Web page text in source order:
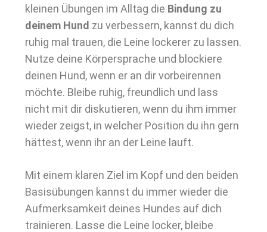
kleinen Übungen im Alltag die Bindung zu
deinem Hund zu verbessern, kannst du dich
ruhig mal trauen, die Leine lockerer zu lassen.
Nutze deine Körpersprache und blockiere
deinen Hund, wenn er an dir vorbeirennen
möchte. Bleibe ruhig, freundlich und lass
nicht mit dir diskutieren, wenn du ihm immer
wieder zeigst, in welcher Position du ihn gern
hättest, wenn ihr an der Leine lauft.
Mit einem klaren Ziel im Kopf und den beiden
Basisübungen kannst du immer wieder die
Aufmerksamkeit deines Hundes auf dich
trainieren. Lasse die Leine locker, bleibe